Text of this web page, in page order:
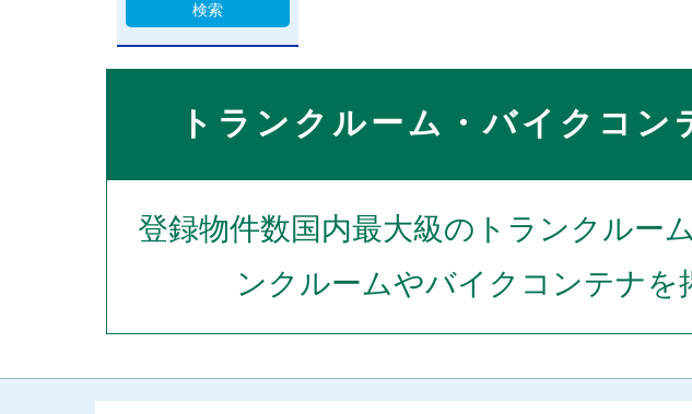
検索
トランクルーム・バイクコ
登録物件数国内最大級のトランクルー
ンクルームやバイクコンテナを